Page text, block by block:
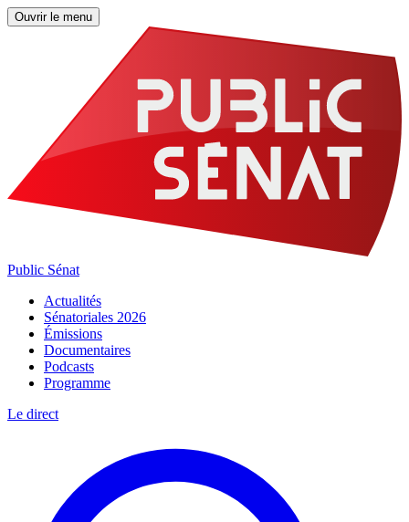
Ouvrir le menu
Public Sénat
Actualités
Sénatoriales 2026
Émissions
Documentaires
Podcasts
Programme
Le direct